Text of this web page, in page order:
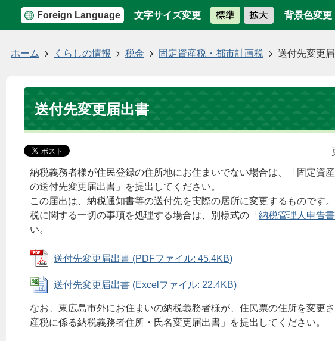
Foreign Language 文字サイズ変更 背景色変更
ホーム くらしの情報 税金 固定資産税・都市計画税 送付先変更
送付先変更届出書
納税義務者様が住民登録の住所地にお住まいでない場合は、「固定資
の送付先変更届出書」を提出してください。
この届出は、納税通知書等の送付先を実際の居所に変更するものです
税に関する一切の事項を処理する場合は、別様式の「 納税管理人申告書
い。
送付先変更届出書 (PDFファイル: 45.4KB)
送付先変更届出書 (Excelファイル: 22.4KB)
なお、東広島市外にお住まいの納税義務者様が、住民票の住所を変更
産税に係る納税義務者住所・氏名変更届出書」を提出してください。